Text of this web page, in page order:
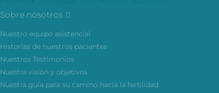
Sobre nosotros
Nuestro equipo asistencial
Historias de nuestros pacientes
Nuestros Testimonios
Nuestra visión y objetivos
Nuestra guía para su camino hacia la fertilidad